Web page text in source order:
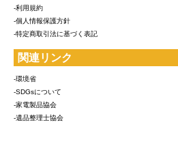
-利用規約
-個人情報保護方針
-特定商取引法に基づく表記
関連リンク
-環境省
-SDGsについて
-家電製品協会
-遺品整理士協会